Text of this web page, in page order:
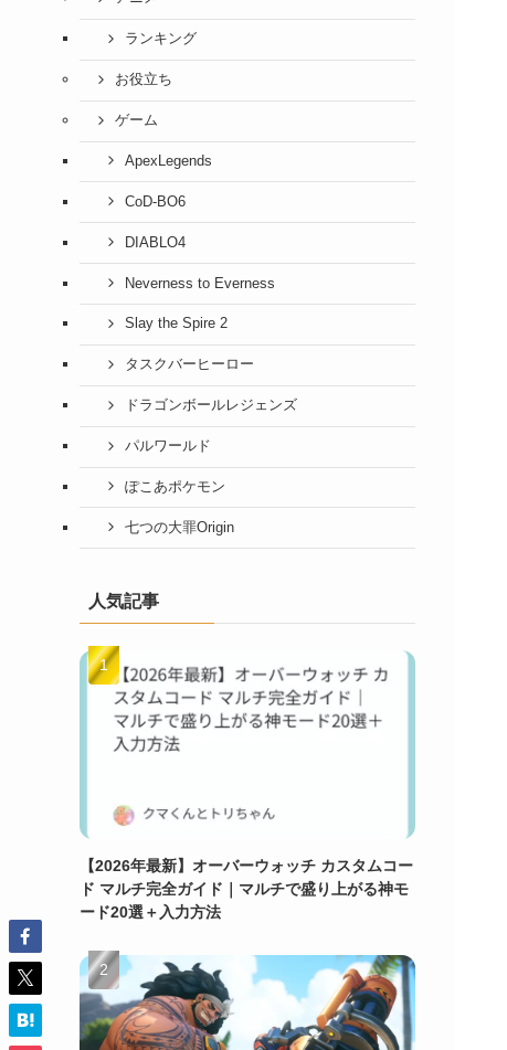
ランキング
お役立ち
ゲーム
ApexLegends
CoD-BO6
DIABLO4
Neverness to Everness
Slay the Spire 2
タスクバーヒーロー
ドラゴンボールレジェンズ
パルワールド
ぽこあポケモン
七つの大罪Origin
人気記事
【2026年最新】オーバーウォッチ カスタムコー
ド マルチ完全ガイド｜マルチで盛り上がる神モ
ード20選＋入力方法